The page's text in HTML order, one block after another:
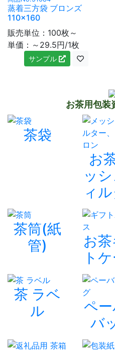
蒸着三方袋 ブロンズ
110×160
販売単位：100枚～
単価：～29.5円/1枚
サンプル
お茶用包装
茶袋
お
ッ
ィ
茶筒(紙
管)
お
ト
茶 ラベ
ル
ペ
バ